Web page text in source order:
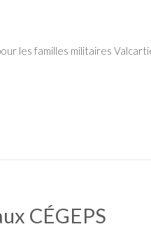
les familles militaires
CÉGEPS